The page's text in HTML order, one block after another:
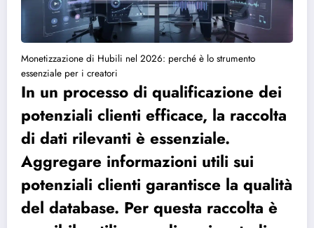
Monetizzazione di Hubili nel 2026: perché è lo strumento
essenziale per i creatori
In un processo di qualificazione dei
potenziali clienti efficace, la raccolta
di dati rilevanti è essenziale.
Aggregare informazioni utili sui
potenziali clienti garantisce la qualità
del database. Per questa raccolta è